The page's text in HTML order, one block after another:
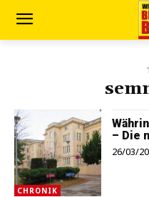
CHRONIK
– Die
26/03/